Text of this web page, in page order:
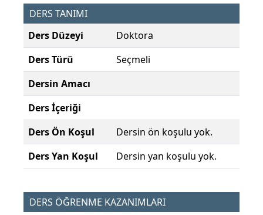
DERS TANIMI
Ders Düzeyi
Doktora
Ders Türü
Seçmeli
Dersin Amacı
Ders İçeriği
Ders Ön Koşul
Dersin ön koşulu yok.
Ders Yan Koşul
Dersin yan koşulu yok.
DERS ÖĞRENME KAZANIMLARI